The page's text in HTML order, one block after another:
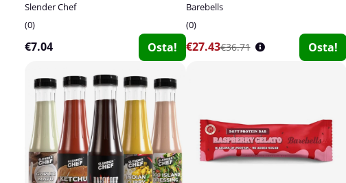
Slender Chef
0
€7.04 Osta!
Barebells
0
€27.43€36.71 Osta!